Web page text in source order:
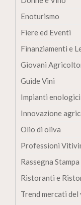
Enoturismo
Fiere ed Eventi
Finanziamenti e
Giovani
Guide Vini
Impianti enologici
Innovazione
Olio di oliva
Professioni
Rassegna
Ristoranti e
Trend mercati